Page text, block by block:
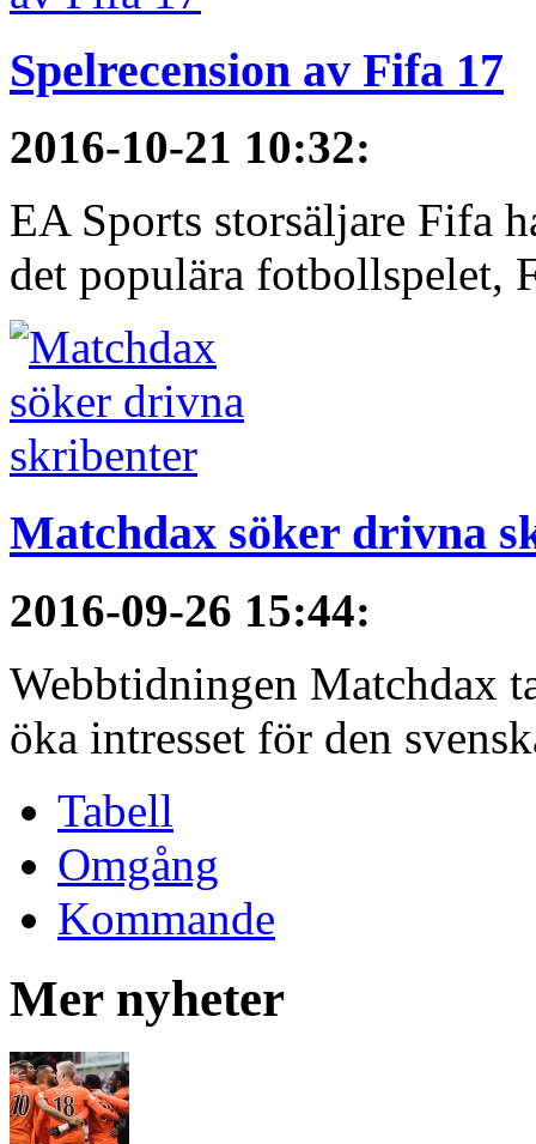
Spelrecension av Fifa 17
2016-10-21 10:32:
EA Sports storsäljare Fifa
det populära fotbollspelet,
Matchdax söker drivna
2016-09-26 15:44:
Webbtidningen Matchdax
öka intresset för den
Tabell
Omgång
Kommande
Mer nyheter